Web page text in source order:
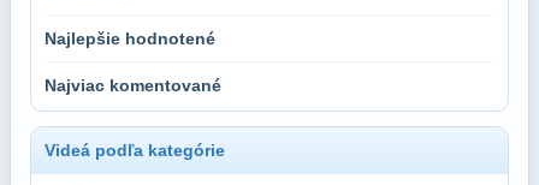
Najlepšie hodnotené
Najviac komentované
Videá podľa kategórie